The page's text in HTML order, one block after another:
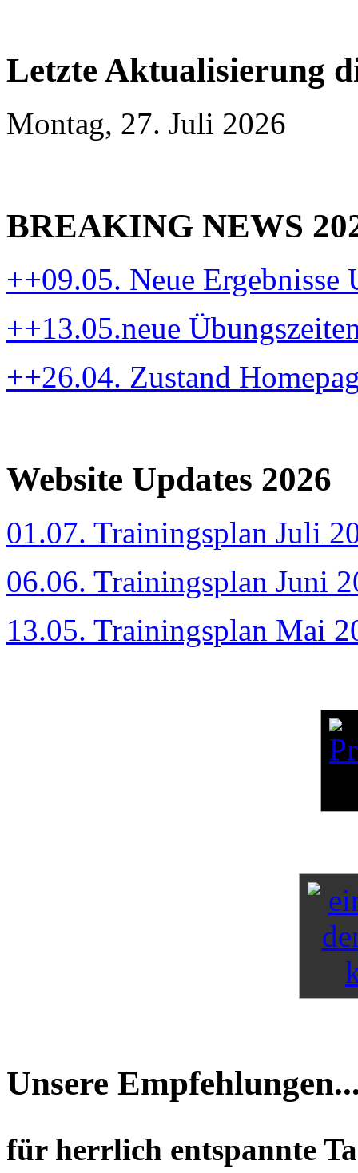
Letzte Aktualisierung
Montag, 27. Juli 2026
BREAKING NEWS
++09.05. Neue Ergebnisse
++13.05.neue
++26.04. Zustand
Website Updates 2026
01.07. Trainingsplan Juli
06.06. Trainingsplan Juni
13.05. Trainingsplan Mai
Unsere
für herrlich entspannte